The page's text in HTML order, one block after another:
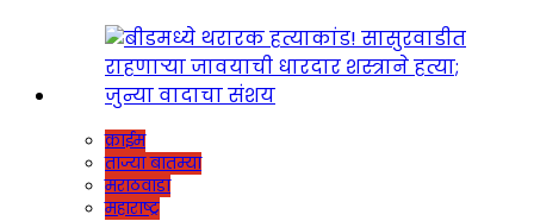
क्राईम
ताज्या बातम्या
मराठवाडा
महाराष्ट्र